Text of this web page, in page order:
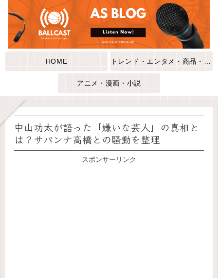
HOME
アニメ・漫画・小説
中山功太が語った「嫌いな芸人」の真相と
は？サバンナ高橋との騒動を整理
スポンサーリンク